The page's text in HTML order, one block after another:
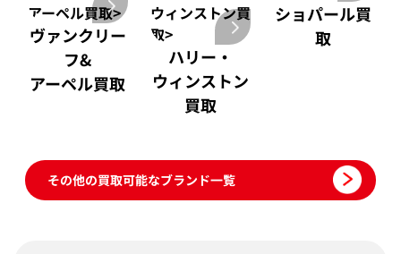
アーペル買取>
ヴァンクリー
フ&
アーペル買取
ウィンストン買
取>
ハリー・
ウィンストン
買取
ショパール買
取
その他の買取可能なブランド一覧